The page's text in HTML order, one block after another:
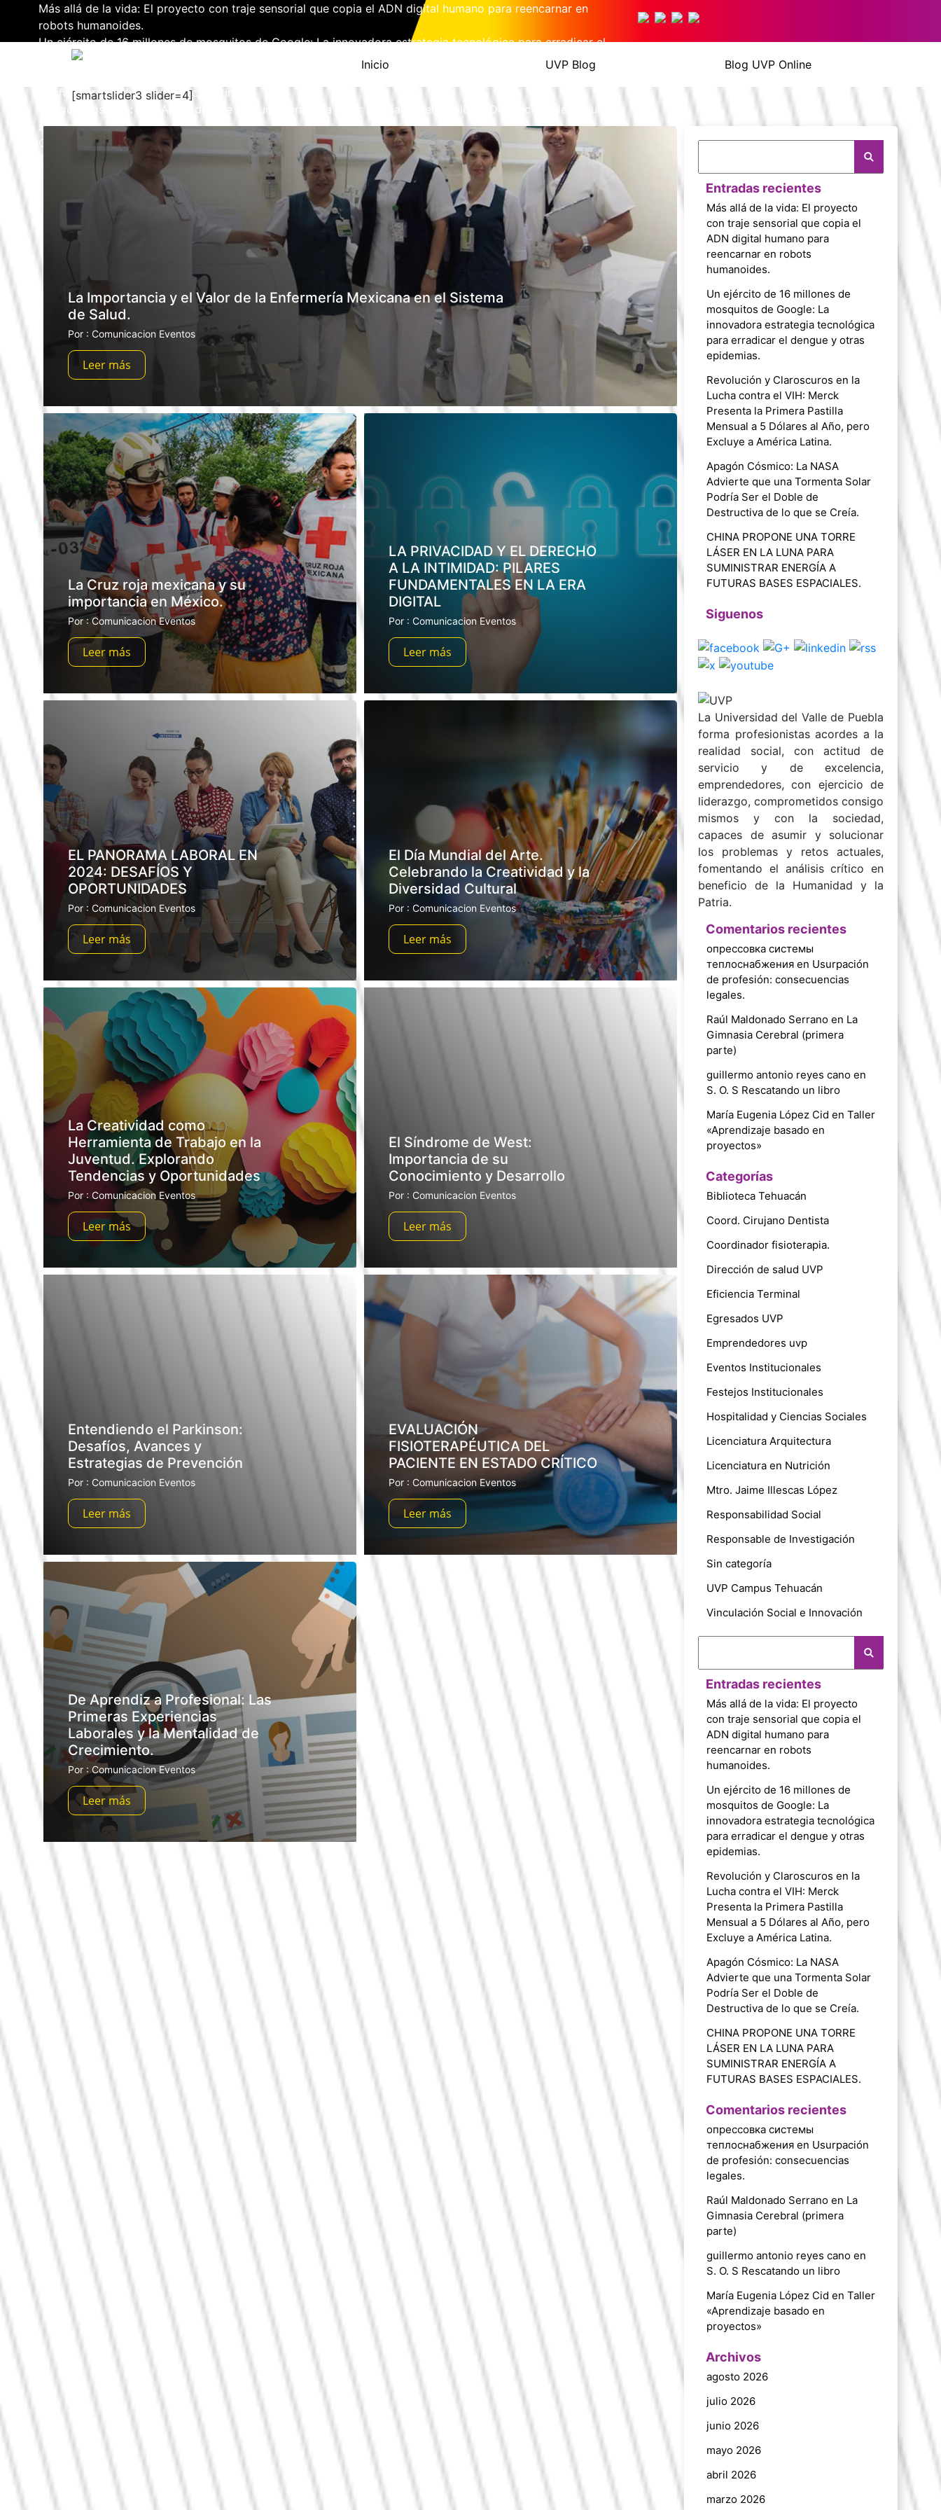
Más allá de la vida: El proyecto con traje sensorial que copia el ADN digital humano para reencarnar en
robots humanoides.
Un ejército de 16 millones de mosquitos de Google: La innovadora estrategia tecnológica para erradicar el
dengue y otras epidemias.
Revolución y Claroscuros en la Lucha contra el VIH: Merck Presenta la Primera Pastilla Mensual a 5 Dólares
al Año, pero Excluye a América Latina.
Apagón Cósmico: La NASA Advierte que una Tormenta Solar Podría Ser el Doble de Destructiva de lo que
se Creía.
CHINA PROPONE UNA TORRE LÁSER EN LA LUNA PARA SUMINISTRAR ENERGÍA A FUTURAS BASES
ESPACIALES.
Inicio UVP Blog Blog UVP Online
[smartslider3 slider=4]
La Importancia y el Valor de la Enfermería Mexicana en el Sistema
de Salud.
Por : Comunicacion Eventos
Leer más
La Cruz roja mexicana y su
importancia en México.
Por : Comunicacion Eventos
Leer más
LA PRIVACIDAD Y EL DERECHO
A LA INTIMIDAD: PILARES
FUNDAMENTALES EN LA ERA
DIGITAL
Por : Comunicacion Eventos
Leer más
EL PANORAMA LABORAL EN
2024: DESAFÍOS Y
OPORTUNIDADES
Por : Comunicacion Eventos
Leer más
El Día Mundial del Arte.
Celebrando la Creatividad y la
Diversidad Cultural
Por : Comunicacion Eventos
Leer más
La Creatividad como
Herramienta de Trabajo en la
Juventud. Explorando
Tendencias y Oportunidades
Por : Comunicacion Eventos
Leer más
El Síndrome de West:
Importancia de su
Conocimiento y Desarrollo
Por : Comunicacion Eventos
Leer más
Entendiendo el Parkinson:
Desafíos, Avances y
Estrategias de Prevención
Por : Comunicacion Eventos
Leer más
EVALUACIÓN
FISIOTERAPÉUTICA DEL
PACIENTE EN ESTADO CRÍTICO
Por : Comunicacion Eventos
Leer más
De Aprendiz a Profesional: Las
Primeras Experiencias
Laborales y la Mentalidad de
Crecimiento.
Por : Comunicacion Eventos
Leer más
Entradas recientes
Más allá de la vida: El proyecto
con traje sensorial que copia el
ADN digital humano para
reencarnar en robots
humanoides.
Un ejército de 16 millones de
mosquitos de Google: La
innovadora estrategia tecnológica
para erradicar el dengue y otras
epidemias.
Revolución y Claroscuros en la
Lucha contra el VIH: Merck
Presenta la Primera Pastilla
Mensual a 5 Dólares al Año, pero
Excluye a América Latina.
Apagón Cósmico: La NASA
Advierte que una Tormenta Solar
Podría Ser el Doble de
Destructiva de lo que se Creía.
CHINA PROPONE UNA TORRE
LÁSER EN LA LUNA PARA
SUMINISTRAR ENERGÍA A
FUTURAS BASES ESPACIALES.
Siguenos
La Universidad del Valle de Puebla
forma profesionistas acordes a la
realidad social, con actitud de
servicio y de excelencia,
emprendedores, con ejercicio de
liderazgo, comprometidos consigo
mismos y con la sociedad,
capaces de asumir y solucionar
los problemas y retos actuales,
fomentando el análisis crítico en
beneficio de la Humanidad y la
Patria.
Comentarios recientes
опрессовка системы
теплоснабжения en Usurpación
de profesión: consecuencias
legales.
Raúl Maldonado Serrano en La
Gimnasia Cerebral (primera
parte)
guillermo antonio reyes cano en
S. O. S Rescatando un libro
María Eugenia López Cid en Taller
«Aprendizaje basado en
proyectos»
Categorías
Biblioteca Tehuacán
Coord. Cirujano Dentista
Coordinador fisioterapia.
Dirección de salud UVP
Eficiencia Terminal
Egresados UVP
Emprendedores uvp
Eventos Institucionales
Festejos Institucionales
Hospitalidad y Ciencias Sociales
Licenciatura Arquitectura
Licenciatura en Nutrición
Mtro. Jaime Illescas López
Responsabilidad Social
Responsable de Investigación
Sin categoría
UVP Campus Tehuacán
Vinculación Social e Innovación
Entradas recientes
Más allá de la vida: El proyecto
con traje sensorial que copia el
ADN digital humano para
reencarnar en robots
humanoides.
Un ejército de 16 millones de
mosquitos de Google: La
innovadora estrategia tecnológica
para erradicar el dengue y otras
epidemias.
Revolución y Claroscuros en la
Lucha contra el VIH: Merck
Presenta la Primera Pastilla
Mensual a 5 Dólares al Año, pero
Excluye a América Latina.
Apagón Cósmico: La NASA
Advierte que una Tormenta Solar
Podría Ser el Doble de
Destructiva de lo que se Creía.
CHINA PROPONE UNA TORRE
LÁSER EN LA LUNA PARA
SUMINISTRAR ENERGÍA A
FUTURAS BASES ESPACIALES.
Comentarios recientes
опрессовка системы
теплоснабжения en Usurpación
de profesión: consecuencias
legales.
Raúl Maldonado Serrano en La
Gimnasia Cerebral (primera
parte)
guillermo antonio reyes cano en
S. O. S Rescatando un libro
María Eugenia López Cid en Taller
«Aprendizaje basado en
proyectos»
Archivos
agosto 2026
julio 2026
junio 2026
mayo 2026
abril 2026
marzo 2026